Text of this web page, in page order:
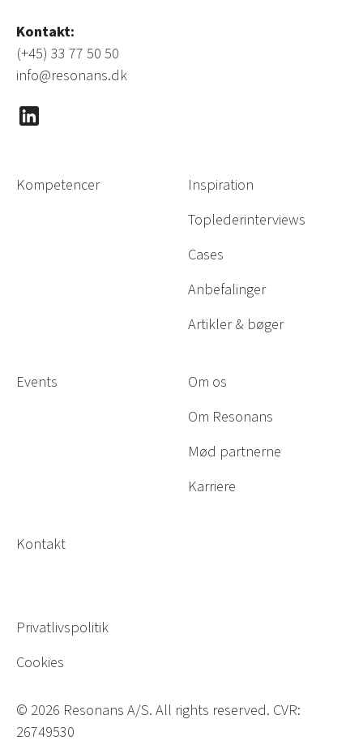
Kontakt:
(+45) 33 77 50 50
info@resonans.dk
Kompetencer
Inspiration
Toplederinterviews
Cases
Anbefalinger
Artikler & bøger
Events
Om os
Om Resonans
Mød partnerne
Karriere
Kontakt
© 2026 Resonans A/S. All rights reserved. CVR:
26749530
Privatlivspolitik
Cookies